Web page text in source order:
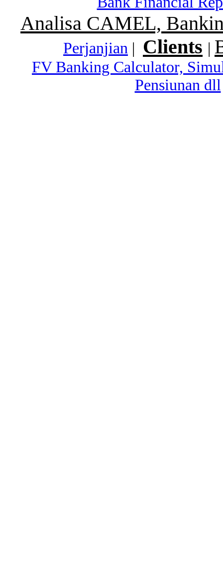
Analisa CAMEL,
Perjanjian | Clients |
FV Banking Calculator,
Pensiunan dll